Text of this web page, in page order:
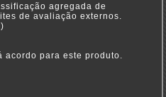
agregada de
de avaliação externos.
acordo para este produto.